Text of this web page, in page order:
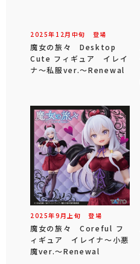
2025年 12 月 中旬 登場
魔女の旅々 Desktop
Cute フィギュア イレイ
ナ～私服ver.～Renewal
2025年9 月 上旬 登場
魔女の旅々 Coreful フ
ィギュア イレイナ～小悪
魔ver.～Renewal